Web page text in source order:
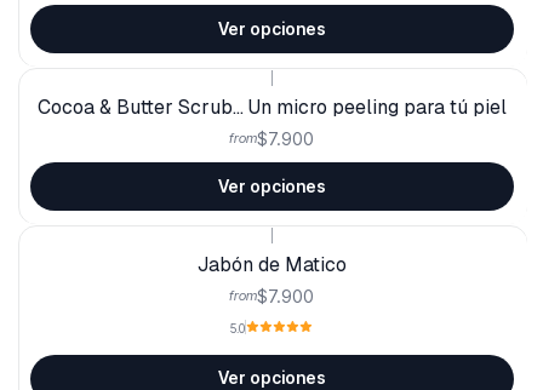
Ver opciones
Cocoa & Butter Scrub... Un micro peeling para tú piel
from$7.900
Ver opciones
Jabón de Matico
from$7.900
5.0
Ver opciones